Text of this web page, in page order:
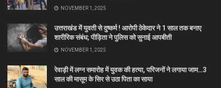
NOVEMBER 1, 2025
उत्तराखंड में युवती से दुष्कर्म ! आरोपी ठेकेदार ने 1 साल तक बनाए
शारीरिक संबंध; पीड़िता ने पुलिस को सुनाई आपबीती
NOVEMBER 1, 2025
रेवाड़ी में लग्न समारोह में युवक की हत्या, परिजनों ने लगाया जाम…3
साल की मासूम के सिर से उठा पिता का साया